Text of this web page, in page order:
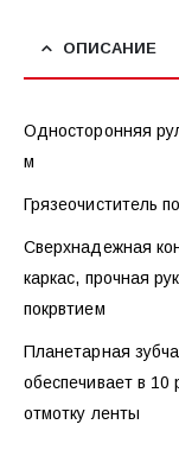
ОПИСАНИЕ
Односторонняя
м
Грязеочиститель
Сверхнадежная
каркас, прочная
покрвтием
Планетарная
обеспечивает в
отмотку ленты